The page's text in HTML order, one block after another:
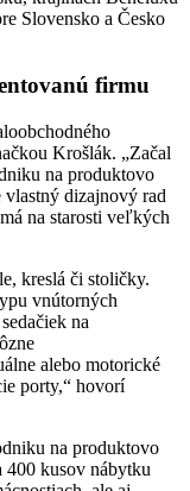
Slovensko a Česko
firmu
Krošlák. „Začal
na produktovo
dizajnový rad
na starosti veľkých
kreslá či stoličky.
vnútorných
na
alebo motorické
porty,“ hovorí
na produktovo
400 kusov nábytku